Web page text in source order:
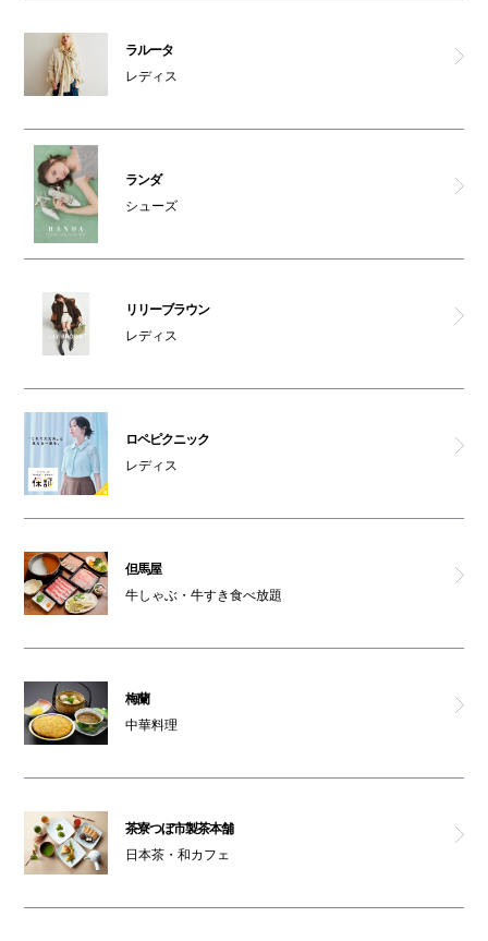
ラルータ
レディス
ランダ
シューズ
リリーブラウン
レディス
ロペピクニック
レディス
但馬屋
牛しゃぶ・牛すき食べ放題
梅蘭
中華料理
茶寮つぼ市製茶本舗
日本茶・和カフェ